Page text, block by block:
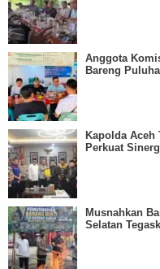
Anggota
Bareng
Kapolda Aceh
Perkuat
Musnahkan
Selatan